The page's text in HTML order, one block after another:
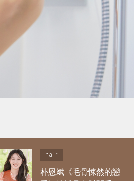
hair
朴恩斌《毛骨悚然的戀